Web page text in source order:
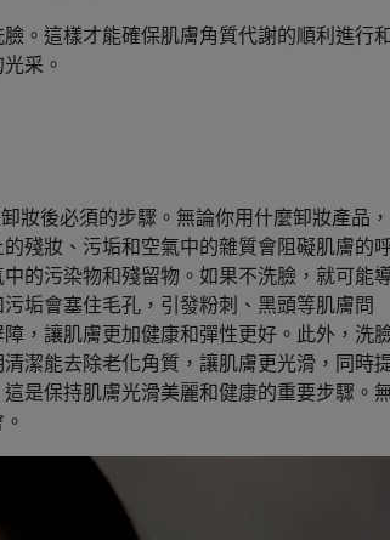
。這樣才能確保肌膚角質代謝的順利進行
采。
妝後必須的步驟。無論你用什麼卸妝產品
殘妝、污垢和空氣中的雜質會阻礙肌膚的
的污染物和殘留物。如果不洗臉，就可能
垢會塞住毛孔，引發粉刺、黑頭等肌膚問
，讓肌膚更加健康和彈性更好。此外，洗
潔能去除老化角質，讓肌膚更光滑，同時
是保持肌膚光滑美麗和健康的重要步驟。